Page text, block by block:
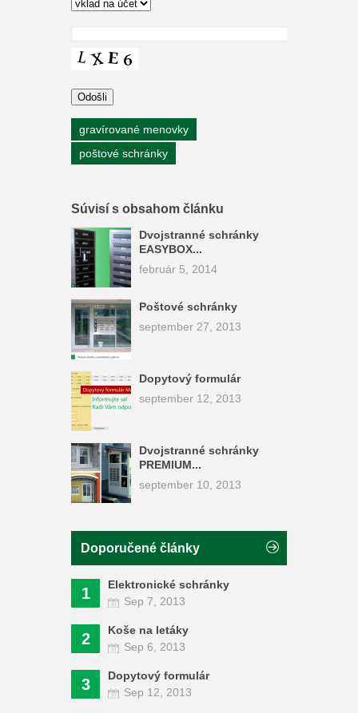
gravírované menovky
poštové schránky
Súvisí s obsahom článku
Dvojstranné schránky
EASYBOX...
február 5, 2014
Poštové schránky
september 27, 2013
Dopytový formulár
september 12, 2013
Dvojstranné schránky
PREMIUM...
september 10, 2013
Doporučené články
1
Elektronické schránky
Sep 7, 2013
2
Koše na letáky
Sep 6, 2013
3
Dopytový formulár
Sep 12, 2013